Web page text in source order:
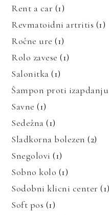
Rent a car (1)
Revmatoidni artritis (1)
Ročne ure (1)
Rolo zavese (1)
Salonitka (1)
Šampon proti izapdanju
Savne (1)
Sedežna (1)
Sladkorna bolezen (2)
Snegolovi (1)
Sobno kolo (1)
Sodobni klicni center (1)
Soft pos (1)